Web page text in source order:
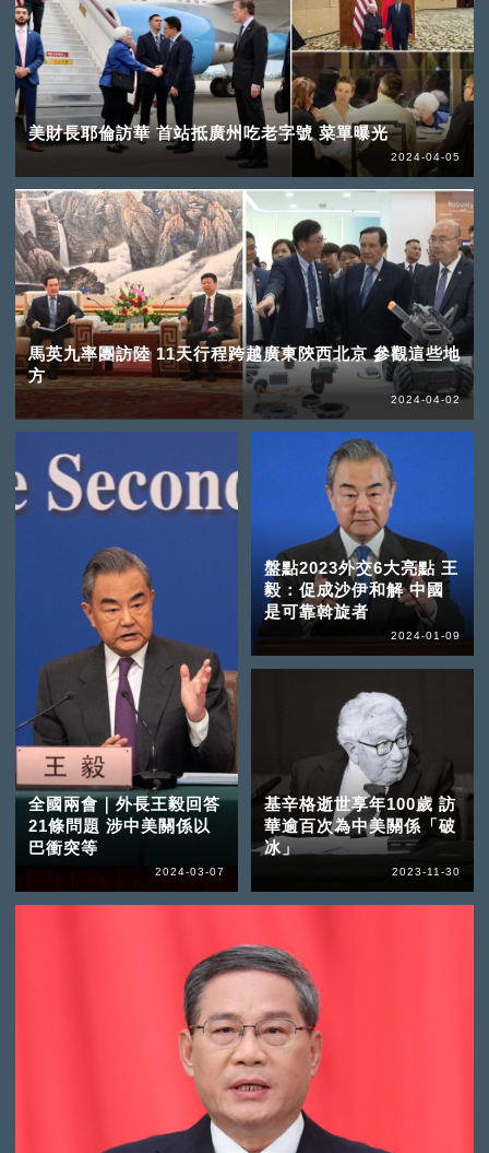
美財長耶倫訪華 首站抵廣州吃老字號 菜單曝光
2024-04-05
馬英九率團訪陸 11天行程跨越廣東陝西北京 參觀這些地
方
2024-04-02
全國兩會｜外長王毅回答
21條問題 涉中美關係以
巴衝突等
2024-03-07
盤點2023外交6大亮點 王
毅：促成沙伊和解 中國
是可靠斡旋者
2024-01-09
基辛格逝世享年100歲 訪
華逾百次為中美關係「破
冰」
2023-11-30